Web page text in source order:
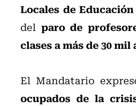
Locales de
del paro de
clases a más de 30
El Mandatario
ocupados de la